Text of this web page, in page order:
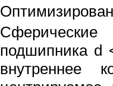
подшипника d
внутреннее